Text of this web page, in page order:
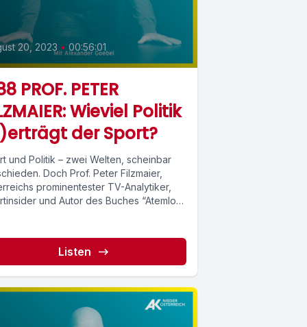
20, 2023 • 00:56:01
PROF. PETER
Wieviel Politik
der Sport?
und Politik – zwei Welten, scheinbar
Doch Prof. Peter Filzmaier,
prominentester TV-Analytiker,
und Autor des Buches “Atemlos”
Listen